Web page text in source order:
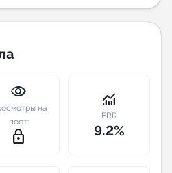
каналов в Telegram
visibility
на
пост:
lock_outline
monitoring
ERR
9.2%